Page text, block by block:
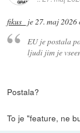
fikus_ je27. maj 2026
EU je postala
ljudi jim je
Postala?
To je "feature, ne